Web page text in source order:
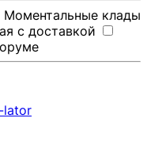
Моментальные клады
с доставкой
lator